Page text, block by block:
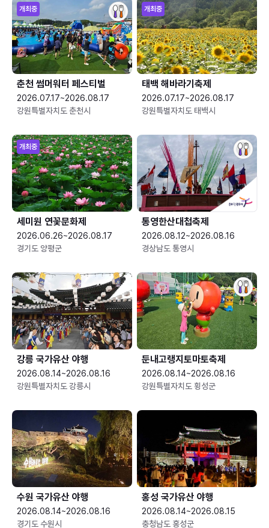
개최중
춘천 썸머워터 페스티벌
2026.07.17~2026.08.17
강원특별자치도 춘천시
개최중
태백 해바라기축제
2026.07.17~2026.08.17
강원특별자치도 태백시
개최중
세미원 연꽃문화제
2026.06.26~2026.08.17
경기도 양평군
통영한산대첩축제
2026.08.12~2026.08.16
경상남도 통영시
강릉 국가유산 야행
2026.08.14~2026.08.16
강원특별자치도 강릉시
둔내고랭지토마토축제
2026.08.14~2026.08.16
강원특별자치도 횡성군
수원 국가유산 야행
2026.08.14~2026.08.16
경기도 수원시
홍성 국가유산 야행
2026.08.14~2026.08.15
충청남도 홍성군